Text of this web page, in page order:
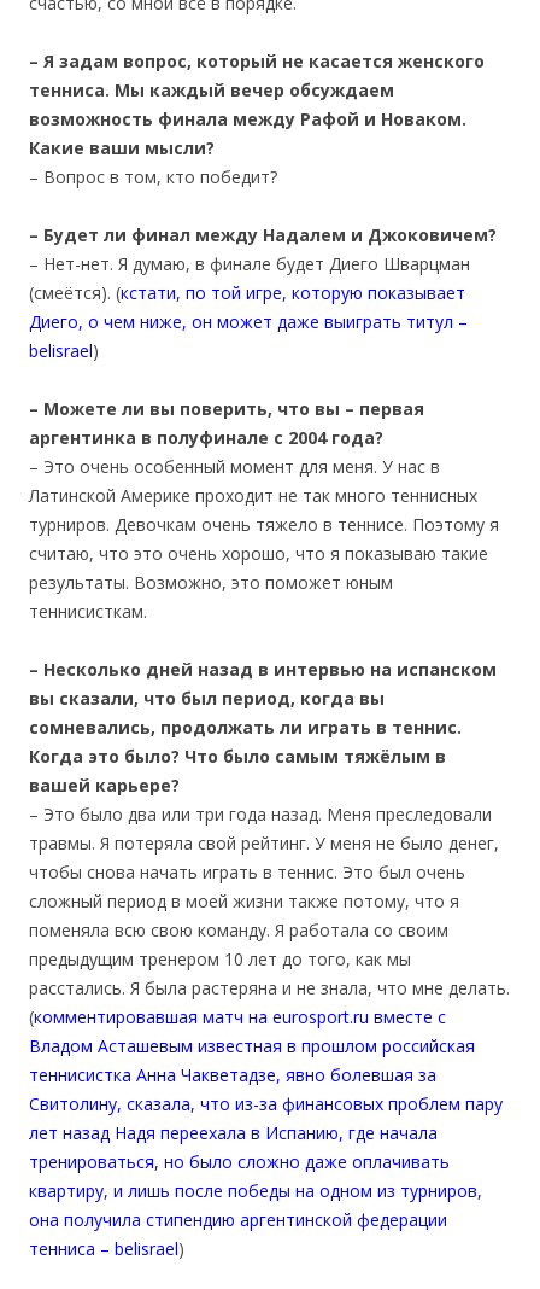
– Я задам вопрос, который не касается женского
тенниса. Мы каждый вечер обсуждаем
возможность финала между Рафой и Новаком.
Какие ваши мысли?
– Вопрос в том, кто победит?
– Будет ли финал между Надалем и Джоковичем?
– Нет-нет. Я думаю, в финале будет Диего Шварцман
(смеётся). (кстати, по той игре, которую показывает
Диего, о чем ниже, он может даже выиграть титул –
belisrael)
– Можете ли вы поверить, что вы – первая
аргентинка в полуфинале с 2004 года?
– Это очень особенный момент для меня. У нас в
Латинской Америке проходит не так много теннисных
турниров. Девочкам очень тяжело в теннисе. Поэтому я
считаю, что это очень хорошо, что я показываю такие
результаты. Возможно, это поможет юным
теннисисткам.
– Несколько дней назад в интервью на испанском
вы сказали, что был период, когда вы
сомневались, продолжать ли играть в теннис.
Когда это было? Что было самым тяжёлым в
вашей карьере?
– Это было два или три года назад. Меня преследовали
травмы. Я потеряла свой рейтинг. У меня не было денег,
чтобы снова начать играть в теннис. Это был очень
сложный период в моей жизни также потому, что я
поменяла всю свою команду. Я работала со своим
предыдущим тренером 10 лет до того, как мы
расстались. Я была растеряна и не знала, что мне делать.
(комментировавшая матч на eurosport.ru вместе с
Владом Асташевым известная в прошлом российская
теннисистка Анна Чакветадзе, явно болевшая за
Свитолину, сказала, что из-за финансовых проблем пару
лет назад Надя переехала в Испанию, где начала
тренироваться, но было сложно даже оплачивать
квартиру, и лишь после победы на одном из турниров,
она получила стипендию аргентинской федерации
тенниса – belisrael)